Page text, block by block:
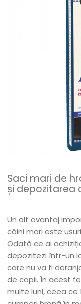
Saci mari de
și depozitarea
Un alt avantaj
câini mari este
Odată ce ai
depozitezi într-un
care nu va fi
de copii. În acest
multe luni, ceea